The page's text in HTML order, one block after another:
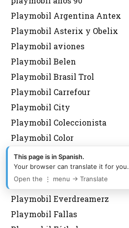
Playmobil Argentina Antex
Playmobil Asterix y Obelix
Playmobil aviones
Playmobil Belen
Playmobil Brasil Trol
Playmobil Carrefour
Playmobil City
Playmobil Coleccionista
Playmobil Color
Playmobil Country
Playmobil Dioses
Playmobil Edicion Limitada
Playmobil Everdreamerz
Playmobil Fallas
This page is in Spanish.
Your browser can translate it for you.
Open the ⋮ menu → Translate